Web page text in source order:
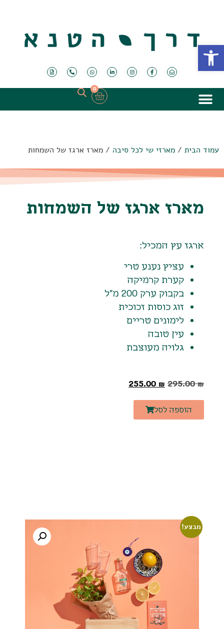
פתח סרגל נגישות
0
עמוד הבית / מארזי שי לכל סיבה / מארז ארגז של השמחות
מבצע!
מארז ארגז של השמחות
ארגז עץ המכיל:
עציץ נענע טרי
קערת קרמיקה
בקבוק ערק 200 מ"ל
זוג כוסות זכוכית
לימונים טריים
עין טובה
גלויה מעוצבת
295.00₪
255.00 ₪
הוספה לסל